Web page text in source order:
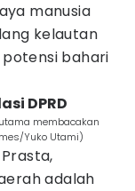
manusia
kelautan
bahari
DPRD
membacakan
Yuko Utami)
adalah